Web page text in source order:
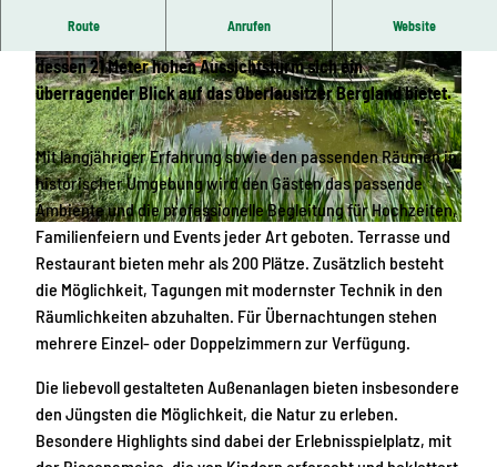
© Region Westlausitz, Region Westlausitz
© Region Westlausitz, Das Landschaftswunderland Oberlausitz
Route Anrufen Website
dessen 21 Meter hohen Aussichtsturm sich ein
überragender Blick auf das Oberlausitzer Bergland bietet.
Mit langjähriger Erfahrung sowie den passenden Räumen in
historischer Umgebung wird den Gästen das passende
Ambiente und die professionelle Begleitung für Hochzeiten,
Familienfeiern und Events jeder Art geboten. Terrasse und
Restaurant bieten mehr als 200 Plätze. Zusätzlich besteht
die Möglichkeit, Tagungen mit modernster Technik in den
Räumlichkeiten abzuhalten. Für Übernachtungen stehen
mehrere Einzel- oder Doppelzimmern zur Verfügung.
Die liebevoll gestalteten Außenanlagen bieten insbesondere
den Jüngsten die Möglichkeit, die Natur zu erleben.
Besondere Highlights sind dabei der Erlebnisspielplatz, mit